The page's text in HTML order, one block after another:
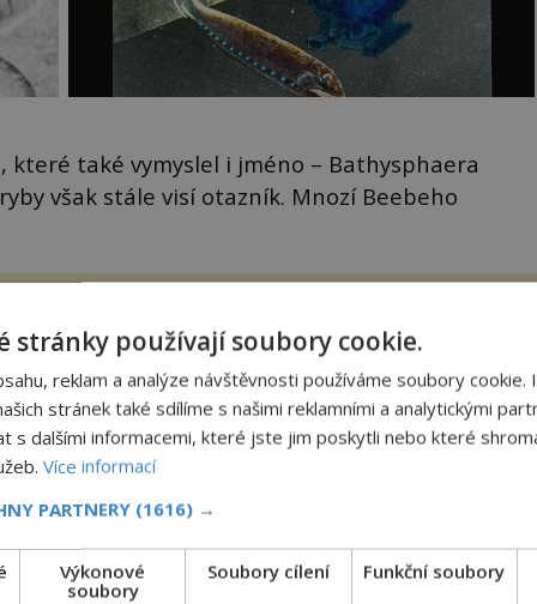
které také vymyslel i jméno – Bathysphaera
však stále visí otazník. Mnozí Beebeho
Ten obraz byl kýč, se kterým
jsme se nechtěli nikomu chlubit.
Rychle jsme ho ale vraceli na
jeho místo. S manželem Vaškem
jsme si pořídili chaloupku, takový
kryptidů – živočichů, jejichž existenci nelze
stránky používají soubory cookie.
reklam a analýze návštěvnosti používáme soubory cookie.
stránek také sdílíme s našimi reklamními a analytickými
s dalšími informacemi, které jste jim poskytli nebo které
Více informací
PARTNERY (1616) →
Výkonové
soubory
Soubory cílení Funkční soubory